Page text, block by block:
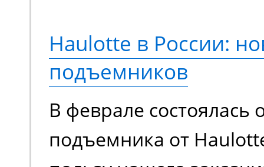
еще более
сравнению с
поколения.
Haulotte в России:
подъемников
В феврале состоялась
подъемника от